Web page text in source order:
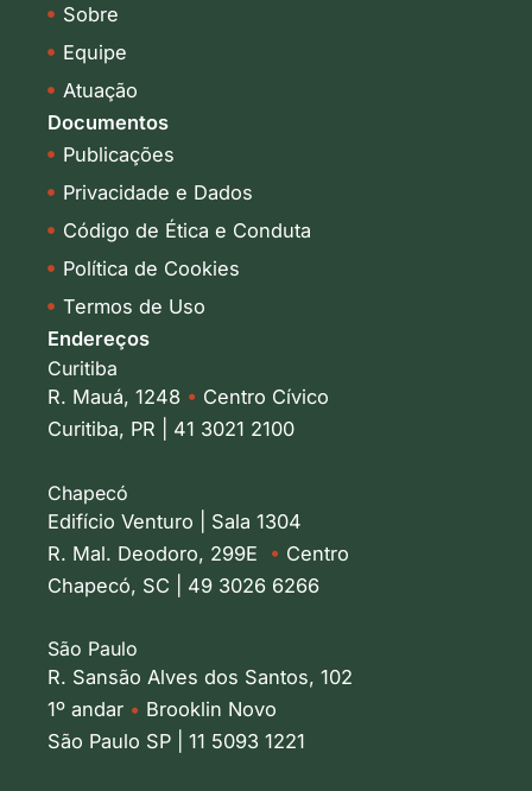
Sobre
Equipe
Atuação
Documentos
Publicações
Privacidade e Dados
Código de Ética e Conduta
Política de Cookies
Termos de Uso
Endereços
Curitiba
R. Mauá, 1248 • Centro Cívico
Curitiba, PR | 41 3021 2100
Chapecó
Edifício Venturo | Sala 1304
R. Mal. Deodoro, 299E • Centro
Chapecó, SC | 49 3026 6266
São Paulo
R. Sansão Alves dos Santos, 102
1º andar • Brooklin Novo
São Paulo SP | 11 5093 1221